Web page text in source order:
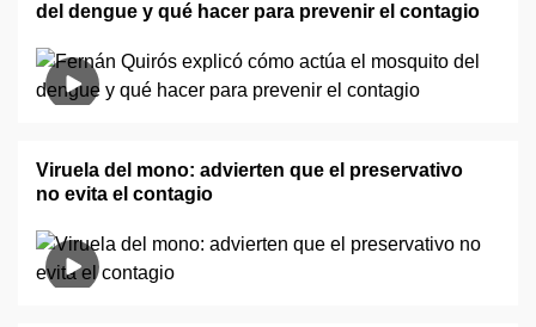
del dengue y qué hacer para prevenir el contagio
Viruela del mono: advierten que el preservativo
no evita el contagio